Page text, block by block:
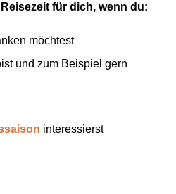
für dich, wenn du:
möchtest
und zum Beispiel gern
interessierst